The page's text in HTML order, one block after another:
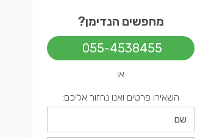
מחפשים הנדימן?
055-4538455
או
השאירו פרטים ואנו נחזור אליכם: